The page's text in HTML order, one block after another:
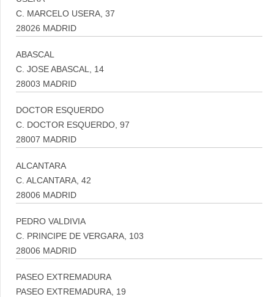
C. MARCELO USERA, 37
28026 MADRID
ABASCAL
C. JOSE ABASCAL, 14
28003 MADRID
DOCTOR ESQUERDO
C. DOCTOR ESQUERDO, 97
28007 MADRID
ALCANTARA
C. ALCANTARA, 42
28006 MADRID
PEDRO VALDIVIA
C. PRINCIPE DE VERGARA, 103
28006 MADRID
PASEO EXTREMADURA
PASEO EXTREMADURA, 19